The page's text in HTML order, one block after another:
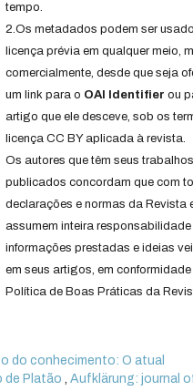
tempo.
2.Os metadados podem ser
licença prévia em qualquer meio,
comercialmente, desde que seja
um link para o OAI Identifier ou
artigo que ele desceve, sob os
licença CC BY aplicada à revista.
Os autores que têm seus trabalhos
publicados concordam que com
declarações e normas da Revista
assumem inteira responsabilidade
informações prestadas e ideias
em seus artigos, em
Política de Boas Práticas da
do conhecimento: O atual
de Platão,Aufklärung: journal